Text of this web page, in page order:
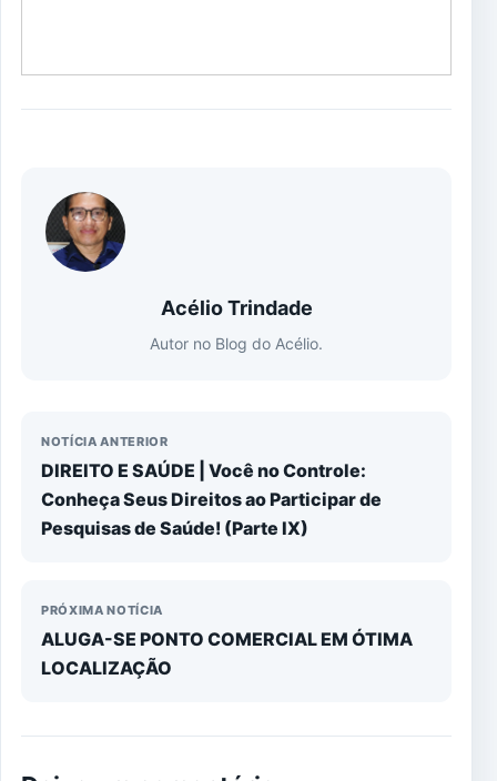
Acélio Trindade
Autor no Blog do Acélio.
NOTÍCIA ANTERIOR
DIREITO E SAÚDE | Você no Controle:
Conheça Seus Direitos ao Participar de
Pesquisas de Saúde! (Parte IX)
PRÓXIMA NOTÍCIA
ALUGA-SE PONTO COMERCIAL EM ÓTIMA
LOCALIZAÇÃO